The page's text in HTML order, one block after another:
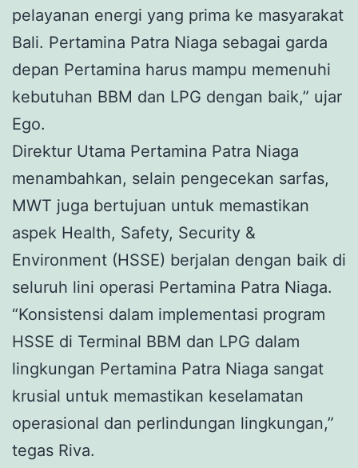
pelayanan energi yang prima ke masyarakat
Bali. Pertamina Patra Niaga sebagai garda
depan Pertamina harus mampu memenuhi
kebutuhan BBM dan LPG dengan baik,” ujar
Ego.
Direktur Utama Pertamina Patra Niaga
menambahkan, selain pengecekan sarfas,
MWT juga bertujuan untuk memastikan
aspek Health, Safety, Security &
Environment (HSSE) berjalan dengan baik di
seluruh lini operasi Pertamina Patra Niaga.
“Konsistensi dalam implementasi program
HSSE di Terminal BBM dan LPG dalam
lingkungan Pertamina Patra Niaga sangat
krusial untuk memastikan keselamatan
operasional dan perlindungan lingkungan,”
tegas Riva.